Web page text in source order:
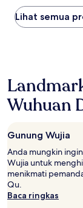
yang
ditemukan
dalam
pencarian
1
malam
tamu
dewasa.
Harga
dan
ketersediaan
dapat
berubah
Lihat semua
Wuhuan
Gunung Wujia
Anda mungkin
Wujia untuk
menikmati
Qu.
Baca ringkas